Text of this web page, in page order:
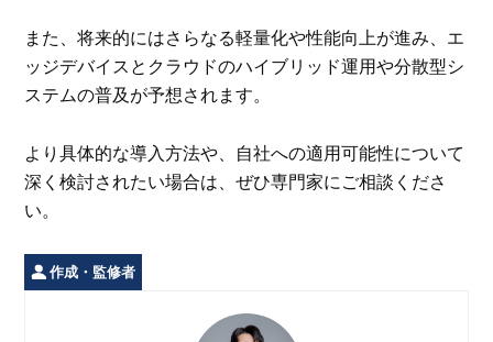
また、将来的にはさらなる軽量化や性能向上が進み、エ
ッジデバイスとクラウドのハイブリッド運用や分散型シ
ステムの普及が予想されます。
より具体的な導入方法や、自社への適用可能性について
深く検討されたい場合は、ぜひ専門家にご相談くださ
い。
作成・監修者